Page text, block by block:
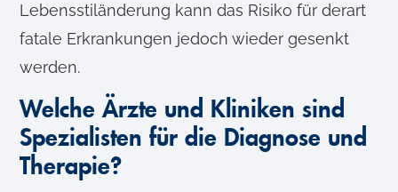
Lebensstiländerung kann das Risiko für derart
fatale Erkrankungen jedoch wieder gesenkt
werden.
Welche Ärzte und Kliniken sind
Spezialisten für die Diagnose und
Therapie?